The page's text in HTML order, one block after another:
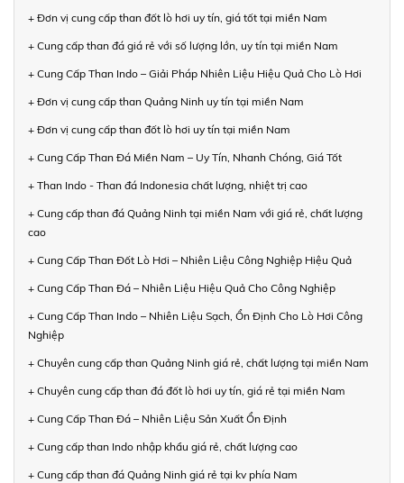
+ Đơn vị cung cấp than đốt lò hơi uy tín, giá tốt tại miền Nam
+ Cung cấp than đá giá rẻ với số lượng lớn, uy tín tại miền Nam
+ Cung Cấp Than Indo – Giải Pháp Nhiên Liệu Hiệu Quả Cho Lò Hơi
+ Đơn vị cung cấp than Quảng Ninh uy tín tại miền Nam
+ Đơn vị cung cấp than đốt lò hơi uy tín tại miền Nam
+ Cung Cấp Than Đá Miền Nam – Uy Tín, Nhanh Chóng, Giá Tốt
+ Than Indo - Than đá Indonesia chất lượng, nhiệt trị cao
+ Cung cấp than đá Quảng Ninh tại miền Nam với giá rẻ, chất lượng
cao
+ Cung Cấp Than Đốt Lò Hơi – Nhiên Liệu Công Nghiệp Hiệu Quả
+ Cung Cấp Than Đá – Nhiên Liệu Hiệu Quả Cho Công Nghiệp
+ Cung Cấp Than Indo – Nhiên Liệu Sạch, Ổn Định Cho Lò Hơi Công
Nghiệp
+ Chuyên cung cấp than Quảng Ninh giá rẻ, chất lượng tại miền Nam
+ Chuyên cung cấp than đá đốt lò hơi uy tín, giá rẻ tại miền Nam
+ Cung Cấp Than Đá – Nhiên Liệu Sản Xuất Ổn Định
+ Cung cấp than Indo nhập khẩu giá rẻ, chất lượng cao
+ Cung cấp than đá Quảng Ninh giá rẻ tại kv phía Nam